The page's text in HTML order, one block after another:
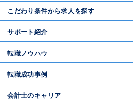
こだわり条件から求人を探す
サポート紹介
転職ノウハウ
転職成功事例
会計士のキャリア